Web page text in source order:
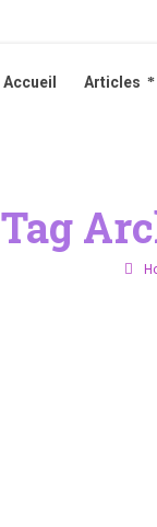
Accueil Articles
Tag